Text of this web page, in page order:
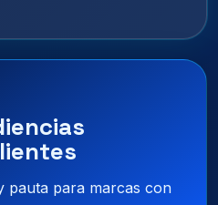
pauta para marcas con